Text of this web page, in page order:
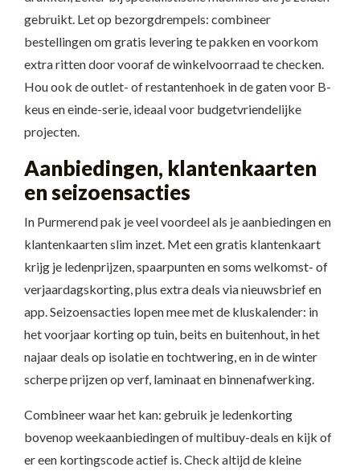
gebruikt. Let op bezorgdrempels: combineer
bestellingen om gratis levering te pakken en voorkom
extra ritten door vooraf de winkelvoorraad te checken.
Hou ook de outlet- of restantenhoek in de gaten voor B-
keus en einde-serie, ideaal voor budgetvriendelijke
projecten.
Aanbiedingen, klantenkaarten
en seizoensacties
In Purmerend pak je veel voordeel als je aanbiedingen en
klantenkaarten slim inzet. Met een gratis klantenkaart
krijg je ledenprijzen, spaarpunten en soms welkomst- of
verjaardagskorting, plus extra deals via nieuwsbrief en
app. Seizoensacties lopen mee met de kluskalender: in
het voorjaar korting op tuin, beits en buitenhout, in het
najaar deals op isolatie en tochtwering, en in de winter
scherpe prijzen op verf, laminaat en binnenafwerking.
Combineer waar het kan: gebruik je ledenkorting
bovenop weekaanbiedingen of multibuy-deals en kijk of
er een kortingscode actief is. Check altijd de kleine